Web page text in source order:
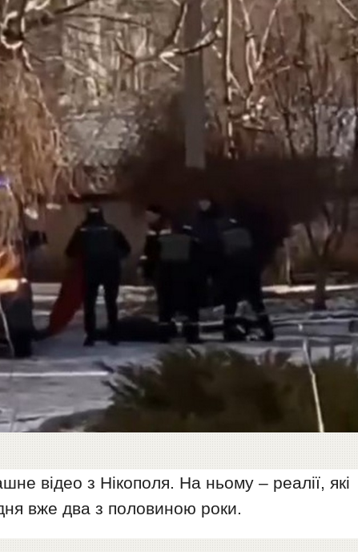
відео з Нікополя. На ньому – реалії, які
вже два з половиною роки.